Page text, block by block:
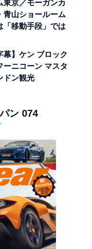
東京／モーガンカ
青山ショールーム
「移動手段」では
幕】ケン ブロック
ーニコーン マスタ
ドン観光
ン 074